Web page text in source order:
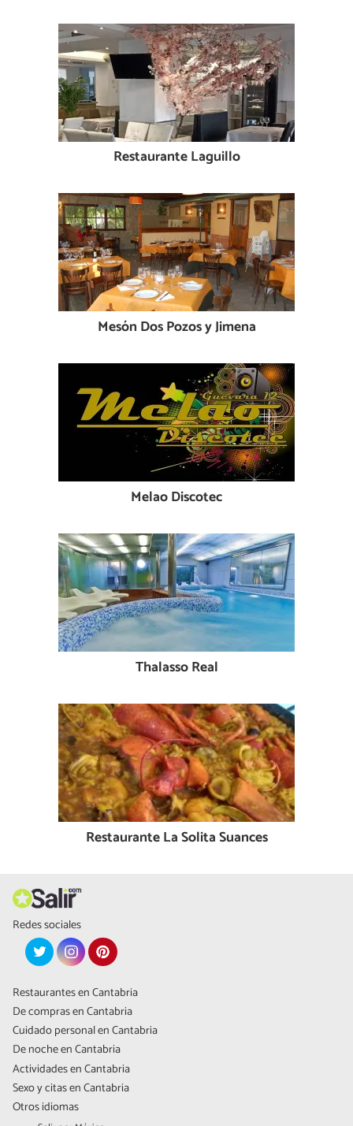
Restaurante Laguillo
Mesón Dos Pozos y Jimena
Melao Discotec
Thalasso Real
Restaurante La Solita Suances
Redes sociales
Restaurantes en Cantabria
De compras en Cantabria
Cuidado personal en Cantabria
De noche en Cantabria
Actividades en Cantabria
Sexo y citas en Cantabria
Otros idiomas